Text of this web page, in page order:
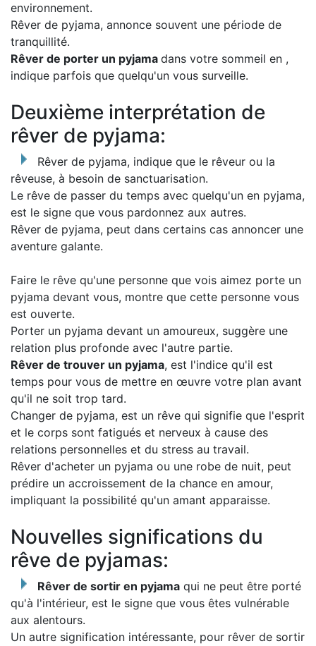
environnement.
Rêver de pyjama, annonce souvent une période de
tranquillité.
Rêver de porter un pyjama dans votre sommeil en ,
indique parfois que quelqu'un vous surveille.
Deuxième interprétation de
rêver de pyjama:
Rêver de pyjama, indique que le rêveur ou la
rêveuse, à besoin de sanctuarisation.
Le rêve de passer du temps avec quelqu'un en pyjama,
est le signe que vous pardonnez aux autres.
Rêver de pyjama, peut dans certains cas annoncer une
aventure galante.
Faire le rêve qu'une personne que vois aimez porte un
pyjama devant vous, montre que cette personne vous
est ouverte.
Porter un pyjama devant un amoureux, suggère une
relation plus profonde avec l'autre partie.
Rêver de trouver un pyjama, est l'indice qu'il est
temps pour vous de mettre en œuvre votre plan avant
qu'il ne soit trop tard.
Changer de pyjama, est un rêve qui signifie que l'esprit
et le corps sont fatigués et nerveux à cause des
relations personnelles et du stress au travail.
Rêver d'acheter un pyjama ou une robe de nuit, peut
prédire un accroissement de la chance en amour,
impliquant la possibilité qu'un amant apparaisse.
Nouvelles significations du
rêve de pyjamas:
Rêver de sortir en pyjama qui ne peut être porté
qu'à l'intérieur, est le signe que vous êtes vulnérable
aux alentours.
Un autre signification intéressante, pour rêver de sortir